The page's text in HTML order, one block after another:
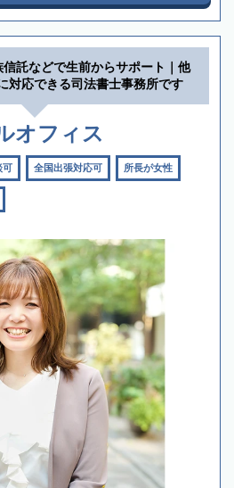
信託などで生前からサポート｜他
対応できる司法書士事務所です
オフィス
可 全国出張対応可 所長が女性